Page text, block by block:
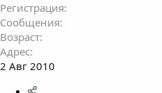
Регистрация
Сообщения
Возраст
Адрес
2 Авг 2010